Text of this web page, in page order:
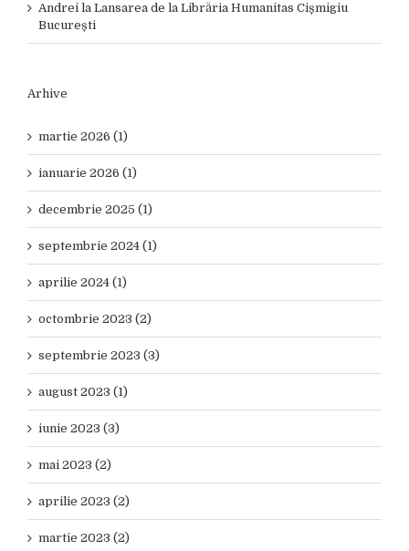
Andrei la Lansarea de la Librăria Humanitas Cișmigiu
București
Arhive
martie 2026 (1)
ianuarie 2026 (1)
decembrie 2025 (1)
septembrie 2024 (1)
aprilie 2024 (1)
octombrie 2023 (2)
septembrie 2023 (3)
august 2023 (1)
iunie 2023 (3)
mai 2023 (2)
aprilie 2023 (2)
martie 2023 (2)